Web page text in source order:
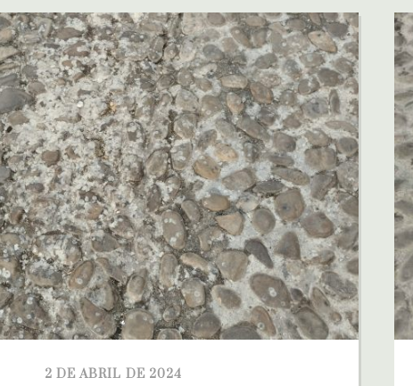
2 DE ABRIL DE 2024